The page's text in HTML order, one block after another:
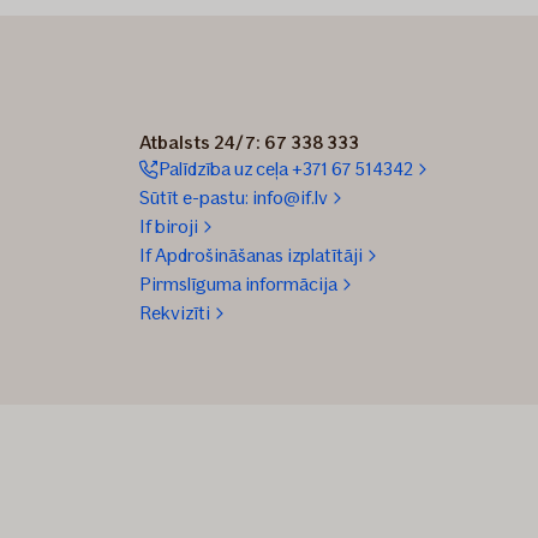
Atbalsts 24/7: 67 338 333
Palīdzība uz ceļa +371 67 514342
Sūtīt e-pastu: info@if.lv
If biroji
If Apdrošināšanas izplatītāji
Pirmslīguma informācija
Rekvizīti